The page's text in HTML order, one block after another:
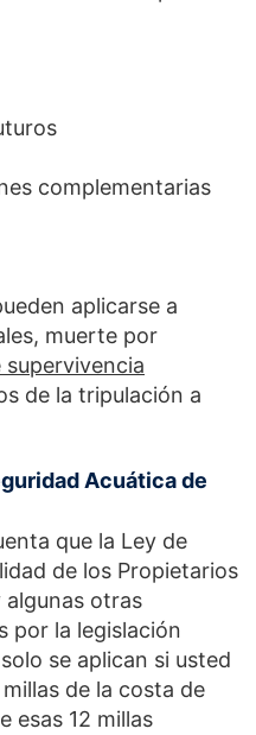
complementarias
aplicarse a
muerte por
supervivencia
de la tripulación a
Acuática de
que la Ley de
de los Propietarios
algunas otras
por la legislación
se aplican si usted
de la costa de
esas 12 millas